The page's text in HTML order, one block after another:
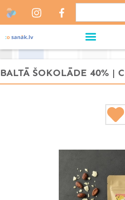
BALTĀ ŠOKOLĀDE 40% |